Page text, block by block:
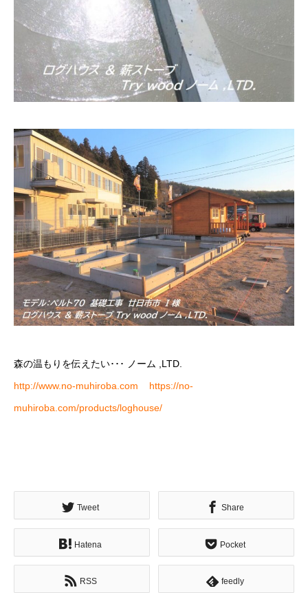
森の温もりを伝えたい･･･ ノーム ,LTD.
http://www.no-muhiroba.com
https://no-
muhiroba.com/products/loghouse/
Tweet Share
Hatena Pocket
RSS feedly